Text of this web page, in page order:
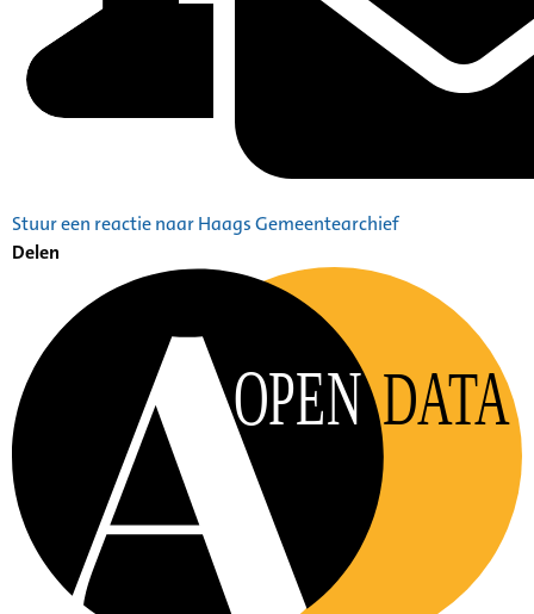
Stuur een reactie naar Haags Gemeentearchief
Delen
OPEN DATA